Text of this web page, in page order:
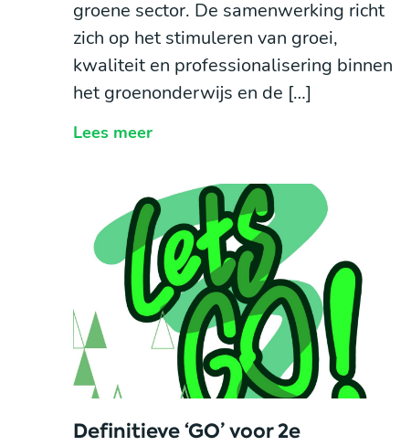
groene sector. De samenwerking richt
zich op het stimuleren van groei,
kwaliteit en professionalisering binnen
het groenonderwijs en de […]
Lees meer
Definitieve ‘GO’ voor 2e